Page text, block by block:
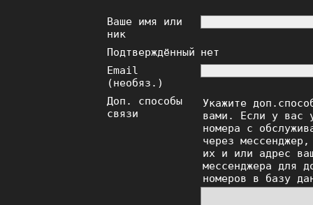
Ваше имя или
ник
Подтверждённый нет
Email
(необяз.)
Доп. способы
связи
Укажите
вами. Если у вас
номера с
через
их и или адрес
мессенджера для
номеров в базу